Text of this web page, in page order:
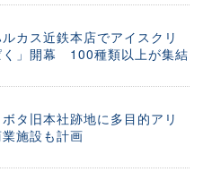
ルカス近鉄本店でアイスクリ
く」開幕 100種類以上が集結
タ旧本社跡地に多目的アリ
施設も計画